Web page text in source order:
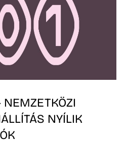
NEMZETKÖZI
NYÍLIK